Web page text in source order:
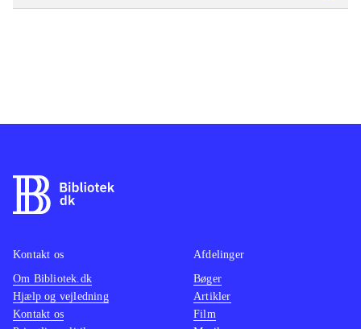
Kontakt os
Om Bibliotek.dk
Hjælp og vejledning
Kontakt os
Afdelinger
Bøger
Artikler
Film